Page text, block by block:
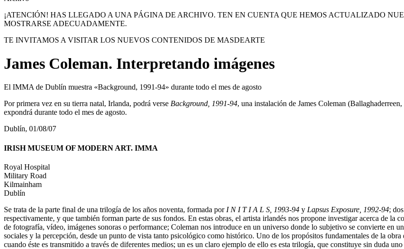
¡ATENCIÓN! HAS LLEGADO A UNA PÁGINA DE ARCHIVO. TEN EN CUENTA QUE HEMOS ACTUALIZADO
MOSTRARSE ADECUADAMENTE.
TE INVITAMOS A VISITAR LOS NUEVOS CONTENIDOS DE MASDEARTE
James Coleman. Interpretando imágenes
El IMMA de Dublín muestra «Background, 1991-94» durante todo el mes de agosto
Por primera vez en su tierra natal, Irlanda, podrá verse Background, 1991-94, una instalación de James Coleman
expondrá durante todo el mes de agosto.
Dublín, 01/08/07
IRISH MUSEUM OF MODERN ART. IMMA
Royal Hospital
Military Road
Kilmainham
Dublín
Se trata de la parte final de una trilogía de los años noventa, formada por I N I T I A L S, 1993-94 y Lapsus Exposure, 1992-94;
respectivamente, y que también forman parte de sus fondos. En estas obras, el artista irlandés nos propone investigar acerca de
de fotografía, vídeo, imágenes sonoras o performance; Coleman nos introduce en un universo donde lo subjetivo se convierte en
sociales y la percepción, desde un punto de vista tanto psicológico como histórico. Uno de los propósitos fundamentales de la
cuando éste es transmitido a través de diferentes medios; un es un claro ejemplo de ello es esta trilogía, que constituye sin duda